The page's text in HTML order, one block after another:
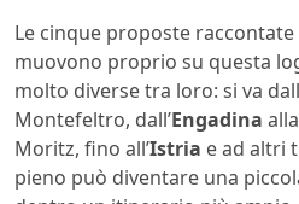
Le cinque proposte
muovono proprio su questa
molto diverse tra loro: si va
Montefeltro, dall’Engadina
Moritz, fino all’Istria e ad altri
pieno può diventare una